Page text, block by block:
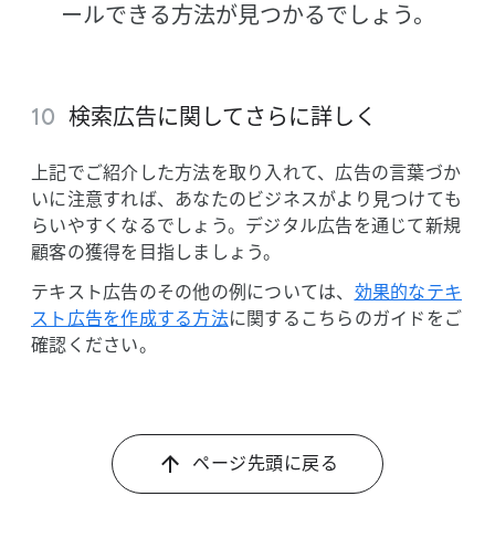
ールできる​方​法が​見つかるでしょう。
検索​広告に​関してさらに​詳しく
上記で​ご紹介した方​法を​取り入れて、​広告の​言葉づか
いに​注意すれば、​あなたの​ビジネスが​より​見つけて​も
らいやすくなるでしょう。​デジタル​広告を​通じて​新規
顧客の​獲得を​目指しましょう。
テキスト​広告の​その​他の​例に​ついては、 ​効果的な​テキ
スト​広告を​作成する​方​法に​関する​こちらの​ガイドを​ご
確認ください。
ページ先頭に​戻る